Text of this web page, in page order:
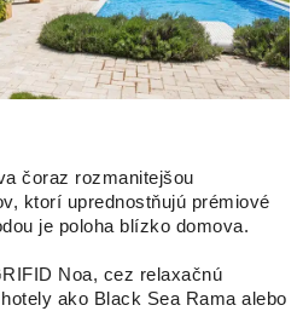
čoraz rozmanitejšou
ktorí uprednostňujú prémiové
je poloha blízko domova.
Noa, cez relaxačnú
ako Black Sea Rama alebo